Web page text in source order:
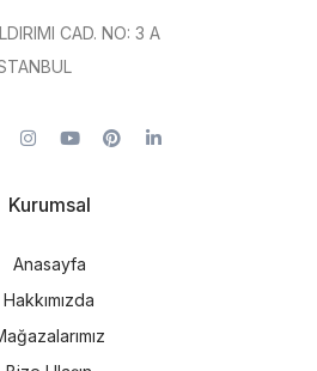
CAD. NO: 3 A
Kurumsal
Anasayfa
Hakkımızda